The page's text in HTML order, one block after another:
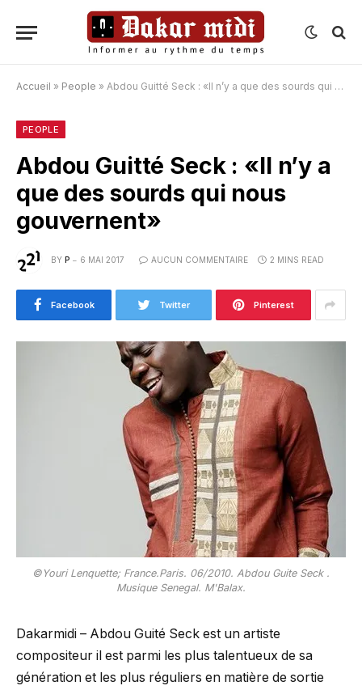
Accueil » People » Abdou Guitté Seck : «Il n’y a que des sourds qui nous gouvernent»
PEOPLE
Abdou Guitté Seck : «Il n’y a
que des sourds qui nous
gouvernent»
BY P 6 MAI 2017 AUCUN COMMENTAIRE 2 MINS READ
Facebook Twitter Pinterest
©Youri Lenquette; France.Paris. 06/2010. Abdou Guite Seck .
Musique Senegal. M'Balax.
Dakarmidi – Abdou Guité Seck est un artiste
compositeur il est parmi les plus talentueux de sa
génération et les plus réguliers en matière de sortie